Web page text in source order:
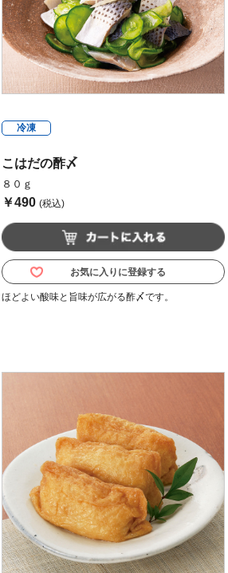
冷凍
こはだの酢〆
８０ｇ
￥490 (税込)
お気に入りに登録する
ほどよい酸味と旨味が広がる酢〆です。